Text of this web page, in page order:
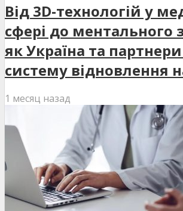
Від 3D-технологій у
сфері до ментального
як Україна та
систему відновлення
1 месяц назад